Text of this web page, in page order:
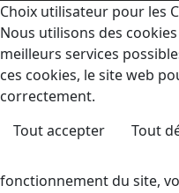
Choix utilisateur pour les
Nous utilisons des
meilleurs services
ces cookies, le site web
correctement.
Tout accepter
Tout
fonctionnement du site,